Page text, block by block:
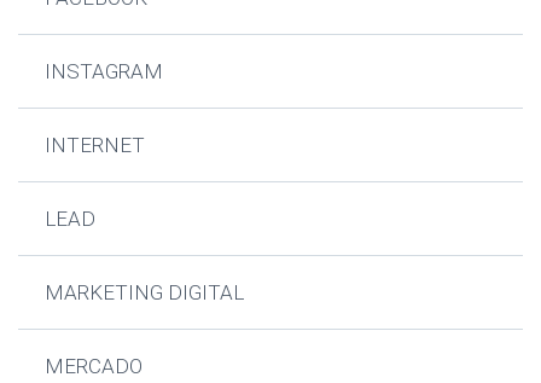
INSTAGRAM
INTERNET
LEAD
MARKETING DIGITAL
MERCADO